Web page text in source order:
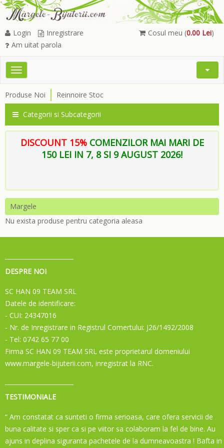
Cosul meu (0.00 Lei)
Login
Inregistrare
Am uitat parola
Toggle
Open
Produse Noi Reinnoire Stoc
Categorii si Subcategorii
DISCOUNT 15% COMENZILOR MAI MARI DE
150 LEI IN 7, 8 SI 9 AUGUST 2026!
Margele
Nu exista produse pentru categoria aleasa
DESPRE NOI
SC HAN 09 TEAM SRL
Datele de identificare:
- CUI: 24347016
- Nr. de Inregistrare in Registrul Comertului: J26/1492/2008
- Tel: 0742 65 77 00
Firma SC HAN 09 TEAM SRL este proprietarul domeniului
www.margele-bijuterii.com, inregistrat la RNC.
TESTIMONIALE
“ Am constatat ca sunteti o firma serioasa, care ofera servicii de
buna calitate si sper ca si pe viitor sa colaboram la fel de bine. Au
ajuns in deplina siguranta pachetele de la dumneavoastra ! Bafta in